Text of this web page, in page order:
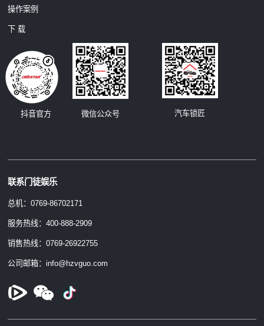
操作案例
下 载
微信公众号
抖音官方 汽车锁匠
联系门徒娱乐
总机：0769-86702171
服务热线：400-888-2909
销售热线：0769-26922755
公司邮箱：info@hzvguo.com